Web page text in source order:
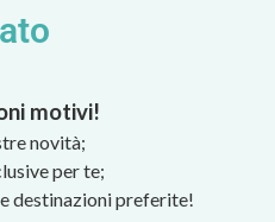
motivi!
novità;
per te;
destinazioni preferite!